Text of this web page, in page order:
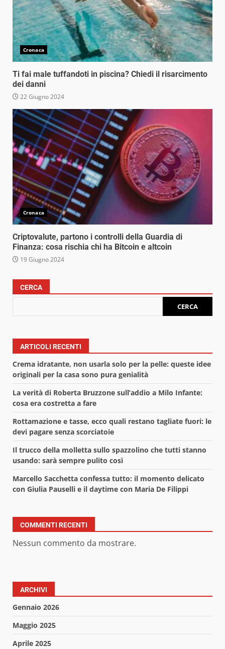
Cronaca
Ti fai male tuffandoti in piscina? Chiedi il risarcimento
dei danni
22 Giugno 2024
Cronaca
Criptovalute, partono i controlli della Guardia di
Finanza: cosa rischia chi ha Bitcoin e altcoin
19 Giugno 2024
CERCA
CERCA
ARTICOLI RECENTI
Crema idratante, non usarla solo per la pelle: queste idee
originali per la casa sono pura genialità
La verità di Roberta Bruzzone sull’addio a Milo Infante:
cosa era costretta a fare
Rottamazione e tasse, ecco quali restano tagliate fuori: le
devi pagare senza scorciatoie
Il trucco della molletta sullo spazzolino che tutti stanno
usando: sarà sempre pulito così
Marcello Sacchetta confessa tutto: il momento delicato
con Giulia Pauselli e il daytime con Maria De Filippi
COMMENTI RECENTI
Nessun commento da mostrare.
ARCHIVI
Gennaio 2026
Maggio 2025
Aprile 2025